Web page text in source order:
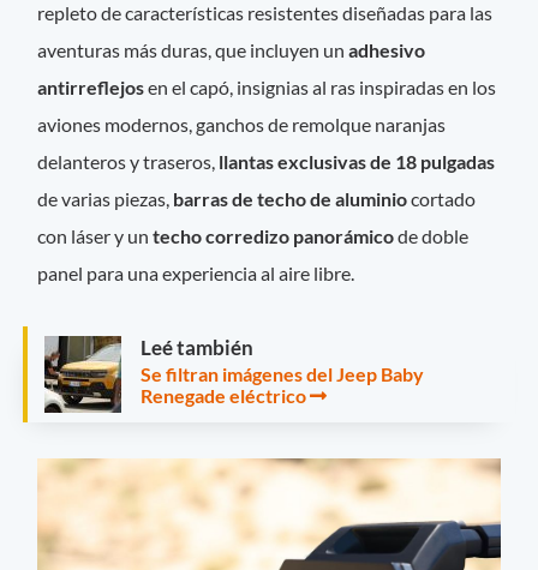
repleto de características resistentes diseñadas para las
aventuras más duras, que incluyen unadhesivo
antirreflejosen el capó, insignias al ras inspiradas en los
aviones modernos, ganchos de remolque naranjas
delanteros y traseros, llantas exclusivas de 18 pulgadas
de varias piezas, barras de techo de aluminiocortado
con láser y untecho corredizo panorámicode doble
panel para una experiencia al aire libre.
Leé también
Se filtran imágenes del Jeep Baby
Renegade eléctrico